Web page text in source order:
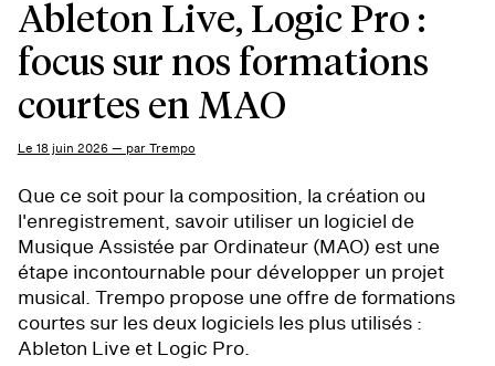
Ableton Live, Logic Pro :
focus sur nos formations
courtes en MAO
Le 18 juin 2026 — par Trempo
Que ce soit pour la composition, la création ou
l'enregistrement, savoir utiliser un logiciel de
Musique Assistée par Ordinateur (MAO) est une
étape incontournable pour développer un projet
musical. Trempo propose une offre de formations
courtes sur les deux logiciels les plus utilisés :
Ableton Live et Logic Pro.